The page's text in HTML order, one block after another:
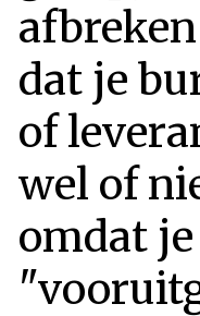
dat je
of
wel of
omdat